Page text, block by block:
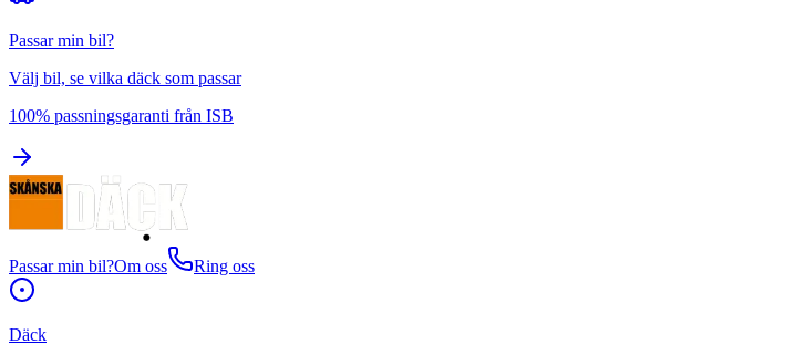
Passar min bil?
Välj bil, se vilka däck som passar
100% passningsgaranti från ISB
Passar min bil?Om oss Ring oss
Däck